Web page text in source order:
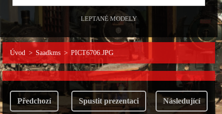
LEPTANÉ MODELY
Úvod > Saadkms > PICT6706.JPG
Předchozí Spustit prezentaci Následující